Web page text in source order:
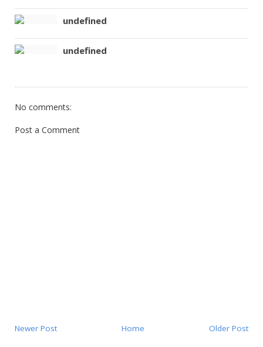
undefined
undefined
No comments:
Post a Comment
Newer Post Older Post
Home